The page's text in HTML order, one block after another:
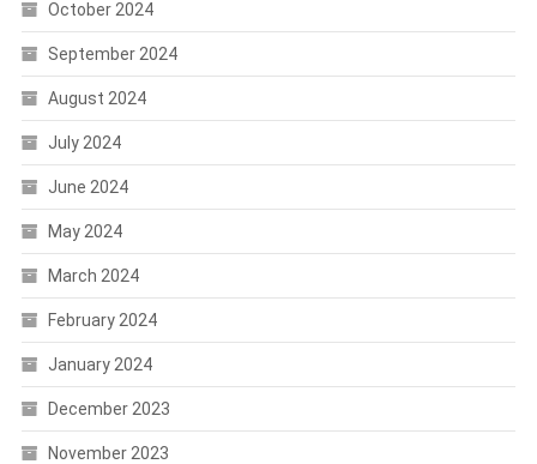
October 2024
September 2024
August 2024
July 2024
June 2024
May 2024
March 2024
February 2024
January 2024
December 2023
November 2023